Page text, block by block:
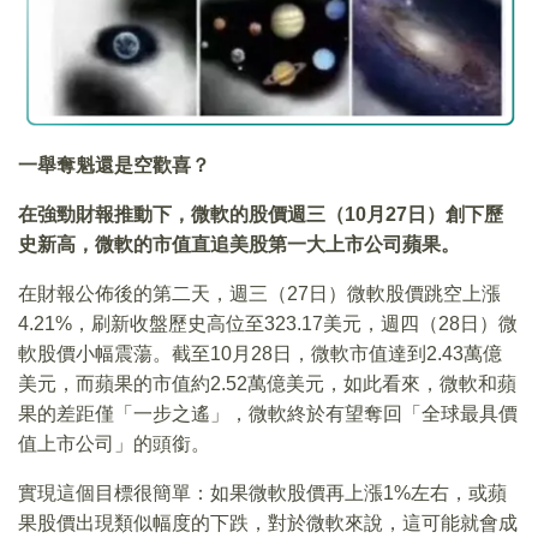
一舉奪魁還是空歡喜？
在強勁財報推動下，微軟的股價週三（10月27日）創下歷
史新高，微軟的市值直追美股第一大上市公司蘋果。
在財報公佈後的第二天，週三（27日）微軟股價跳空上漲
4.21%，刷新收盤歷史高位至323.17美元，週四（28日）微
軟股價小幅震蕩。截至10月28日，微軟市值達到2.43萬億
美元，而蘋果的市值約2.52萬億美元，如此看來，微軟和蘋
果的差距僅「一步之遙」，微軟終於有望奪回「全球最具價
值上市公司」的頭銜。
實現這個目標很簡單：如果微軟股價再上漲1%左右，或蘋
果股價出現類似幅度的下跌，對於微軟來說，這可能就會成